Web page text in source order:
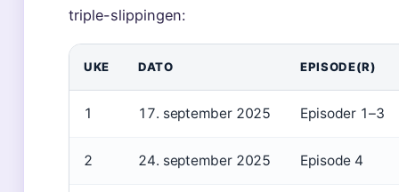
triple-slippingen:
UKE DATO EPISODE(R)
1 17. september 2025 Episoder 1–3
2 24. september 2025 Episode 4